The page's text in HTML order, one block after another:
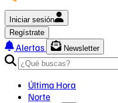
Iniciar sesión
Regístrate
Alertas
Newsletter
Última Hora
Norte